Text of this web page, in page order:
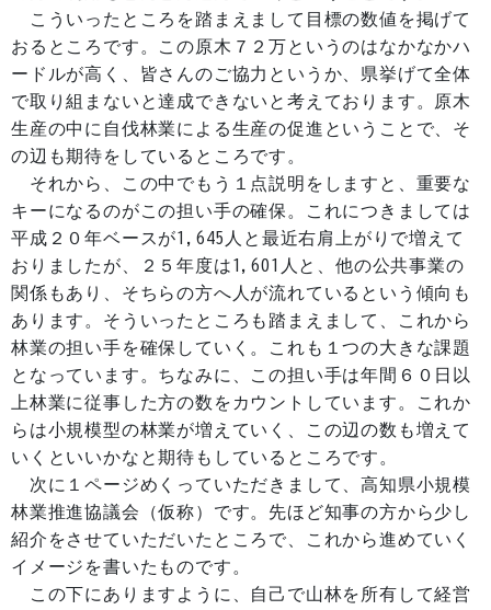
こういったところを踏まえまして目標の数値を掲げて
おるところです。この原木７２万というのはなかなかハ
ードルが高く、皆さんのご協力というか、県挙げて全体
で取り組まないと達成できないと考えております。原木
生産の中に自伐林業による生産の促進ということで、そ
の辺も期待をしているところです。
それから、この中でもう１点説明をしますと、重要な
キーになるのがこの担い手の確保。これにつきましては
平成２０年ベースが1,645人と最近右肩上がりで増えて
おりましたが、２５年度は1,601人と、他の公共事業の
関係もあり、そちらの方へ人が流れているという傾向も
あります。そういったところも踏まえまして、これから
林業の担い手を確保していく。これも１つの大きな課題
となっています。ちなみに、この担い手は年間６０日以
上林業に従事した方の数をカウントしています。これか
らは小規模型の林業が増えていく、この辺の数も増えて
いくといいかなと期待もしているところです。
次に１ページめくっていただきまして、高知県小規模
林業推進協議会（仮称）です。先ほど知事の方から少し
紹介をさせていただいたところで、これから進めていく
イメージを書いたものです。
この下にありますように、自己で山林を所有して経営